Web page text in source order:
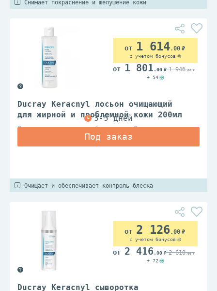
Снимает покраснение и шелушение кожи
Ducray Keracnyl лосьон очищающий
для жирной и проблемной кожи 200мл
Дерматологические лаборатории Дюкрэ
1 614.00
с учетом бонусов
1 801 .00 1 946.00
+ 54
Очищает и обеспечивает контроль блеска
Ducray Keracnyl сыворотка
2 126.00
с учетом бонусов
2 416 .00 2 610.00
+ 72